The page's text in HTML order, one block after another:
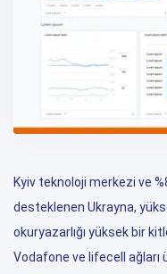
Kyiv teknoloji merkezi ve
desteklenen Ukrayna,
okuryazarlığı yüksek bir
Vodafone ve lifecell ağları